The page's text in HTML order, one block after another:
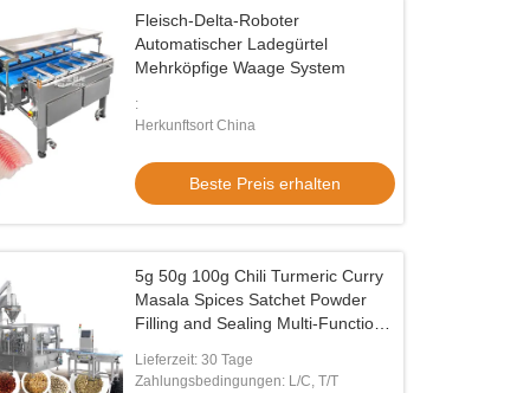
Fleisch-Delta-Roboter
Automatischer Ladegürtel
Mehrköpfige Waage System
:
Herkunftsort China
Beste Preis erhalten
5g 50g 100g Chili Turmeric Curry
Masala Spices Satchet Powder
Filling and Sealing Multi-Function
Lieferzeit: 30 Tage
Zahlungsbedingungen: L/C, T/T